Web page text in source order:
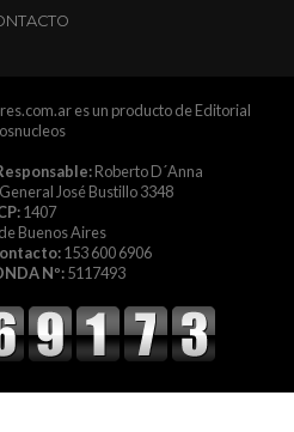
es un producto de Editorial
Roberto D´Anna
General José Bustillo 3348
1407
Buenos Aires
153 600 6906
Nº:5117493